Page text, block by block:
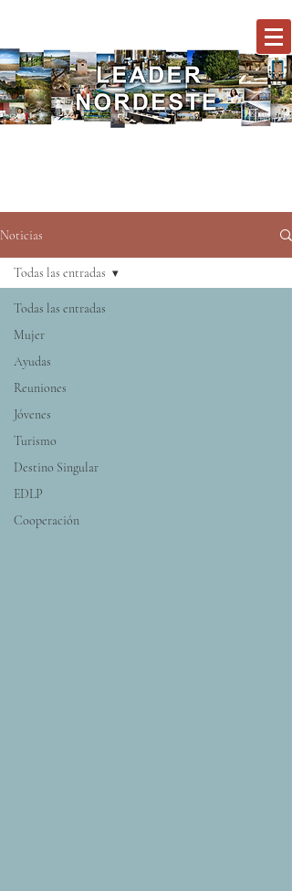
Noticias
Todas las entradas
Mujer
Ayudas
Reuniones
Jóvenes
Turismo
Destino Singular
EDLP
Cooperación
Todas las entradas